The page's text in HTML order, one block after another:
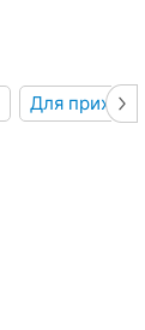
Для